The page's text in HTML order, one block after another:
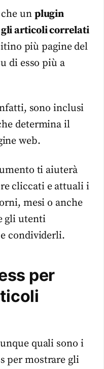
un plugin
gli articoli correlati
più pagine del
di esso più a
sono inclusi
determina il
web.
ti aiuterà
cliccati e attuali i
mesi o anche
gli utenti
condividerli.
per
quali sono i
per mostrare gli